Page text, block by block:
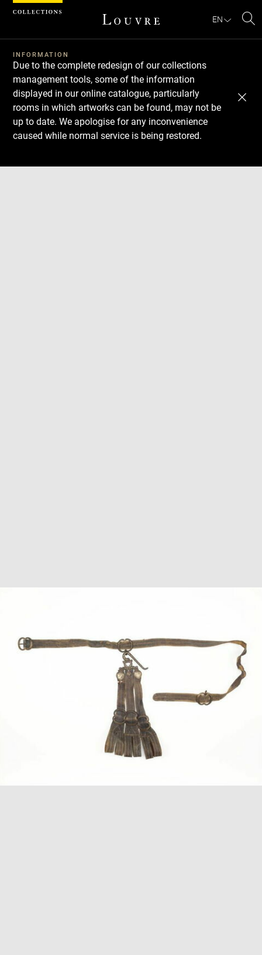
EN
INFORMATION
Due to the complete redesign of our collections
management tools, some of the information
displayed in our online catalogue, particularly
rooms in which artworks can be found, may not be
up to date. We apologise for any inconvenience
caused while normal service is being restored.
Download
Next
Previous
Cookies management panel